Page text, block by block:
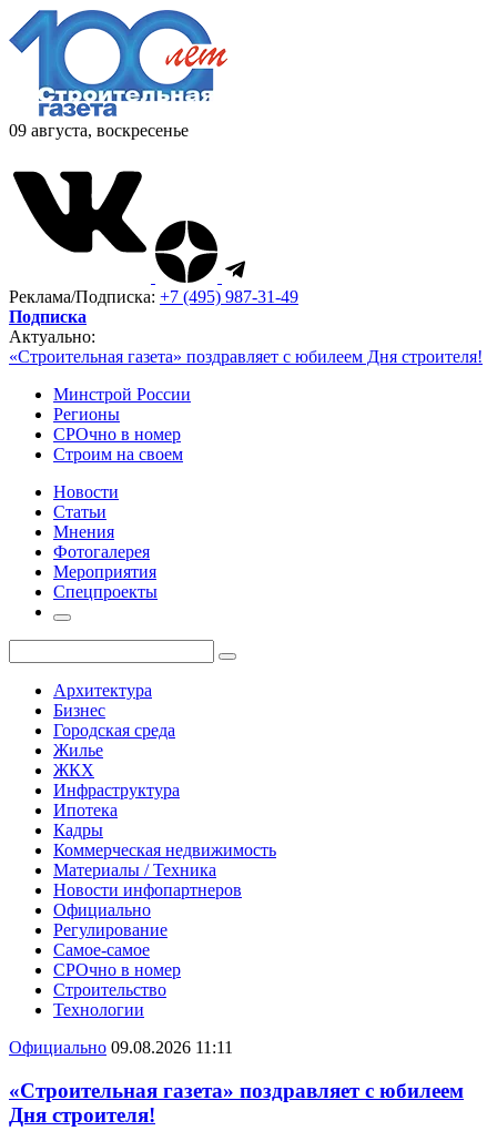
09 августа, воскресенье
Реклама/Подписка: +7 (495) 987-31-49
Подписка
Актуально:
«Строительная газета» поздравляет с юбилеем Дня строителя!
Минстрой России
Регионы
СРОчно в номер
Строим на своем
Новости
Статьи
Мнения
Фотогалерея
Мероприятия
Спецпроекты
Архитектура
Бизнес
Городская среда
Жилье
ЖКХ
Инфраструктура
Ипотека
Кадры
Коммерческая недвижимость
Материалы / Техника
Новости инфопартнеров
Официально
Регулирование
Самое-самое
СРОчно в номер
Строительство
Технологии
Официально 09.08.2026 11:11
«Строительная газета» поздравляет с юбилеем
Дня строителя!